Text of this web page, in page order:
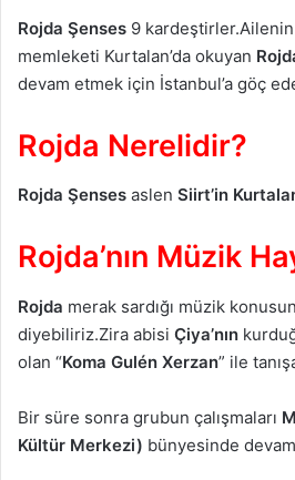
Rojda Şenses 9
memleketi Kurtalan’da okuyan
devam etmek için İstanbul’a göç
Rojda Nerelidir?
Rojda Şenses aslen Siirt’in
Rojda’nın Müzik
Rojda merak sardığı müzik
diyebiliriz.Zira abisi Çiya’nın
olan “Koma Gulén Xerzan” ile
Bir süre sonra grubun çalışmaları
Kültür Merkezi) bünyesinde